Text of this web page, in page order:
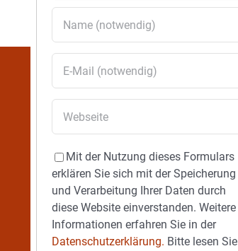
Mit der Nutzung dieses Formulars
erklären Sie sich mit der Speicherung
und Verarbeitung Ihrer Daten durch
diese Website einverstanden. Weitere
Informationen erfahren Sie in der
Datenschutzerklärung. Bitte lesen Sie